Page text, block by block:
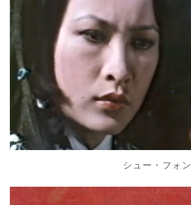
シュー・フォン